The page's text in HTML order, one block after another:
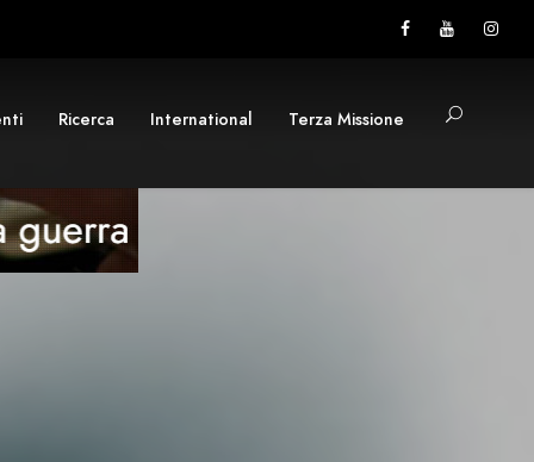
Ricerca International Terza Missione